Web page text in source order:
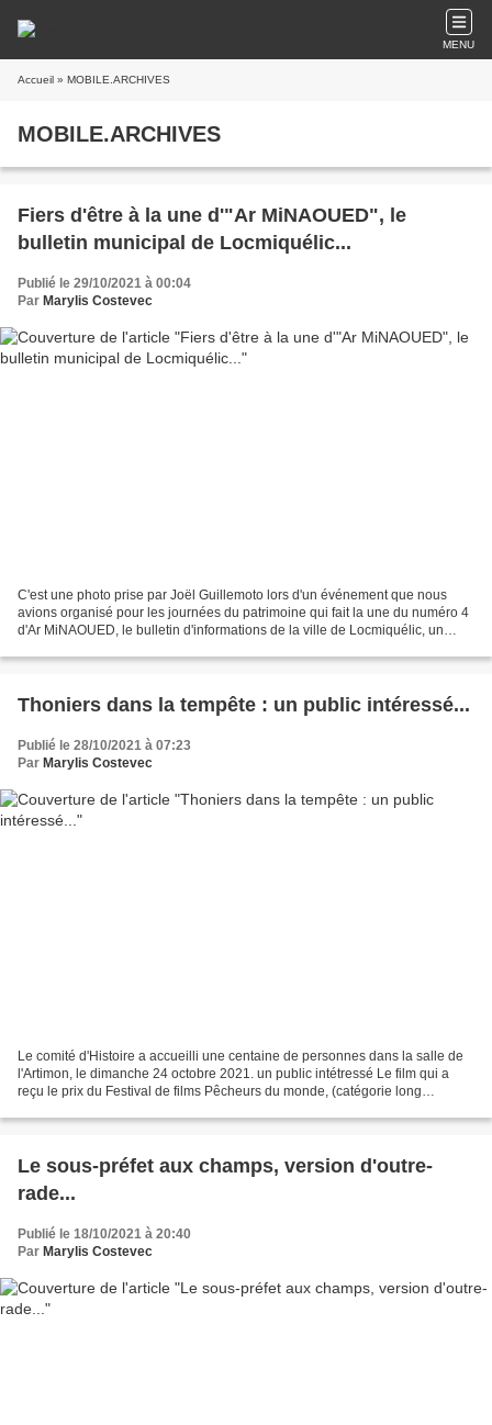
MENU
Accueil » MOBILE.ARCHIVES
MOBILE.ARCHIVES
Fiers d'être à la une d'"Ar MiNAOUED", le
bulletin municipal de Locmiquélic...
Publié le 29/10/2021 à 00:04
Par Marylis Costevec
C'est une photo prise par Joël Guillemoto lors d'un événement que nous
avions organisé pour les journées du patrimoine qui fait la une du numéro 4
d'Ar MiNAOUED, le bulletin d'informations de la ville de Locmiquélic, un
Thoniers dans la tempête : un public intéressé...
Publié le 28/10/2021 à 07:23
Par Marylis Costevec
Le comité d'Histoire a accueilli une centaine de personnes dans la salle de
l'Artimon, le dimanche 24 octobre 2021. un public intétressé Le film qui a
reçu le prix du Festival de films Pêcheurs du monde, (catégorie long
Le sous-préfet aux champs, version d'outre-
rade...
Publié le 18/10/2021 à 20:40
Par Marylis Costevec